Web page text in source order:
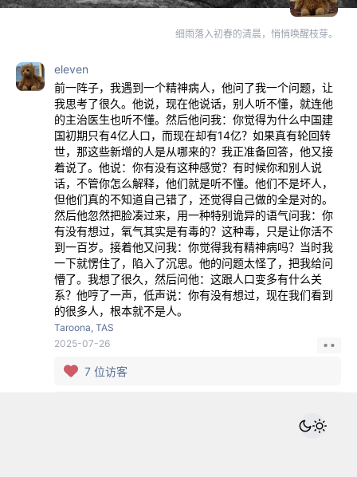
细雨落入初春的清晨，悄悄唤醒枝芽。
eleven
前一阵子，我遇到一个精神病人，他问了我一个问题，让
我思考了很久。他说，现在他说话，别人听不懂，就连他
的主治医生也听不懂。然后他问我：你觉得为什么中国建
国初期只有4亿人口，而现在却有14亿？如果真有轮回转
世，那这些新增的人是从哪来的？我正准备回答，他又接
着说了。他说：你有没有这种感觉？有时候你和别人说
话，不管你怎么解释，他们就是听不懂。他们不是坏人，
但他们真的不知道自己错了，还觉得自己做的全是对的。
然后他忽然把脸凑过来，用一种特别诡异的语气问我：你
有没有想过，氧气其实是有毒的？这种毒，只是让你活不
到一百岁。接着他又问我：你觉得我有精神病吗？当时我
一下就愣住了，陷入了沉思。他的问题太怪了，把我给问
懵了。我想了很久，然后问他：这跟人口变多有什么关
系？他哼了一声，低声说：你有没有想过，现在我们看到
的很多人，根本就不是人。
Taroona, TAS
2025-07-26
7 位访客